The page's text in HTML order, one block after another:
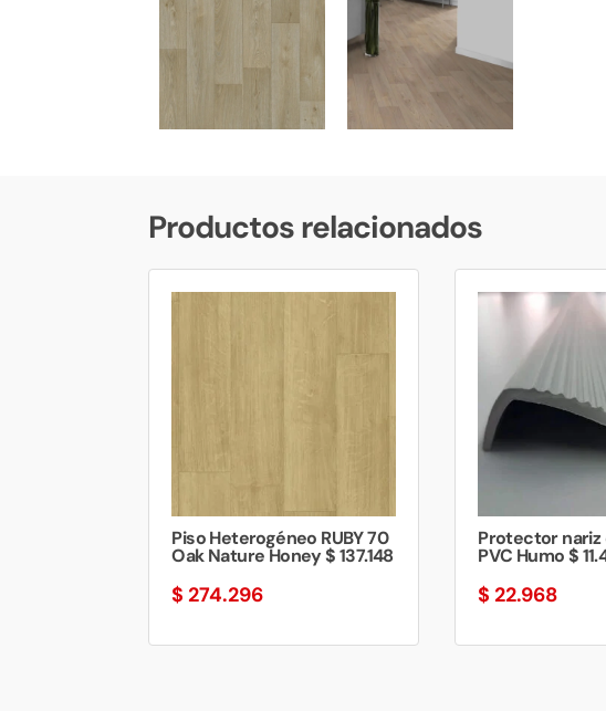
Productos relacionados
Piso Heterogéneo RUBY 70
Oak Nature Honey $ 137.148
$ 274.296
Protector nariz
PVC Humo $
$ 22.968